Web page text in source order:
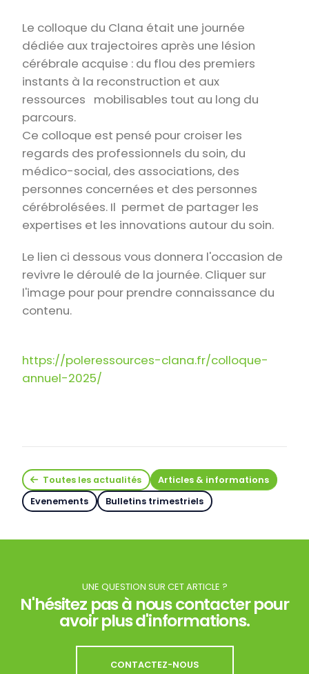
Le colloque du Clana était une journée
dédiée aux trajectoires après une lésion
cérébrale acquise : du flou des premiers
instants à la reconstruction et aux
ressources mobilisables tout au long du
parcours.
Ce colloque est pensé pour croiser les
regards des professionnels du soin, du
médico-social, des associations, des
personnes concernées et des personnes
cérébrolésées. Il permet de partager les
expertises et les innovations autour du soin.
Le lien ci dessous vous donnera l'occasion de
revivre le déroulé de la journée. Cliquer sur
l'image pour pour prendre connaissance du
contenu.
https://poleressources-clana.fr/colloque-
annuel-2025/
Toutes les actualités
Articles & informations
Evenements
Bulletins trimestriels
UNE QUESTION SUR CET ARTICLE ?
N'hésitez pas à nous contacter pour
avoir plus d'informations.
CONTACTEZ-NOUS